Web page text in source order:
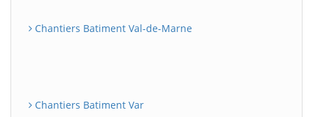
Chantiers Batiment Val-de-Marne
Chantiers Batiment Var